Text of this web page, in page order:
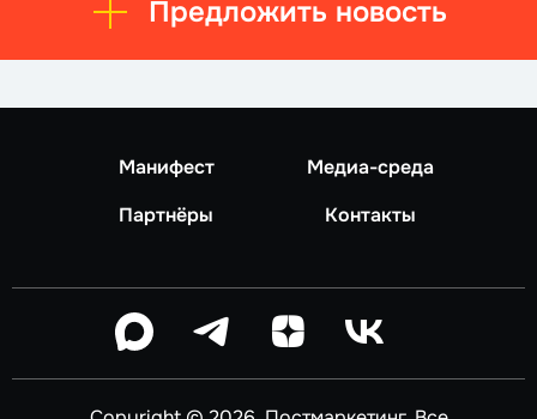
Предложить новость
Манифест
Медиа-среда
Партнёры
Контакты